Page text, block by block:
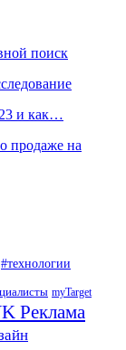
поиск
и как…
продаже на
#технологии
myTarget
Реклама